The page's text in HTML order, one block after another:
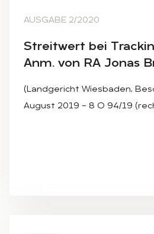
AUSGABE 2/2020
Streit­wert bei
Anm. von RA Jo­nas
(Landgericht Wiesbaden,
August 2019 – 8 O 94/19